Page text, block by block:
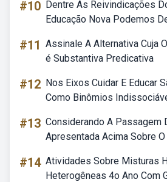
#10 Dentre As Reivindicações
Educação Nova Podemos
#11 Assinale A Alternativa Cuja
é Substantiva Predicativa
#12 Nos Eixos Cuidar E Educar
Como Binômios
#13 Considerando A Passagem
Apresentada Acima Sobre
#14 Atividades Sobre Misturas
Heterogêneas 4o Ano Com